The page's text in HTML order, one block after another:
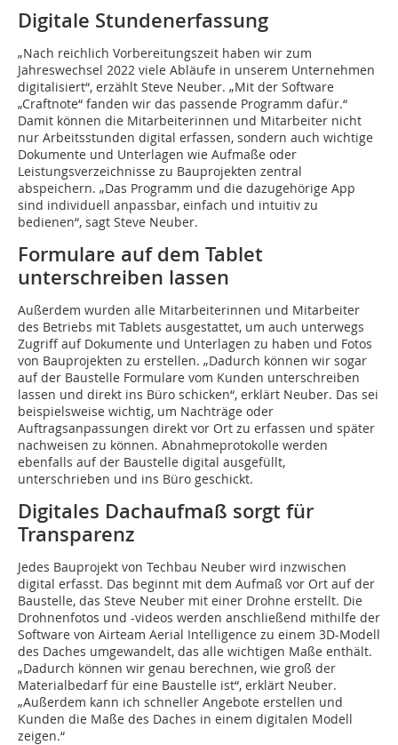
Digitale Stundenerfassung
„Nach reichlich Vorbereitungszeit haben wir zum
Jahreswechsel 2022 viele Abläufe in unserem Unternehmen
digitalisiert“, erzählt Steve Neuber. „Mit der Software
„Craftnote“ fanden wir das passende Programm dafür.“
Damit können die Mitarbeiterinnen und Mitarbeiter nicht
nur Arbeitsstunden digital erfassen, sondern auch wichtige
Dokumente und Unterlagen wie Aufmaße oder
Leistungsverzeichnisse zu Bauprojekten zentral
abspeichern. „Das Programm und die dazugehörige App
sind individuell anpassbar, einfach und intuitiv zu
bedienen“, sagt Steve Neuber.
Formulare auf dem Tablet
unterschreiben lassen
Außerdem wurden alle Mitarbeiterinnen und Mitarbeiter
des Betriebs mit Tablets ausgestattet, um auch unterwegs
Zugriff auf Dokumente und Unterlagen zu haben und Fotos
von Bauprojekten zu erstellen. „Dadurch können wir sogar
auf der Baustelle Formulare vom Kunden unterschreiben
lassen und direkt ins Büro schicken“, erklärt Neuber. Das sei
beispielsweise wichtig, um Nachträge oder
Auftragsanpassungen direkt vor Ort zu erfassen und später
nachweisen zu können. Abnahmeprotokolle werden
ebenfalls auf der Baustelle digital ausgefüllt,
unterschrieben und ins Büro geschickt.
Digitales Dachaufmaß sorgt für
Transparenz
Jedes Bauprojekt von Techbau Neuber wird inzwischen
digital erfasst. Das beginnt mit dem Aufmaß vor Ort auf der
Baustelle, das Steve Neuber mit einer Drohne erstellt. Die
Drohnenfotos und -videos werden anschließend mithilfe der
Software von Airteam Aerial Intelligence zu einem 3D-Modell
des Daches umgewandelt, das alle wichtigen Maße enthält.
„Dadurch können wir genau berechnen, wie groß der
Materialbedarf für eine Baustelle ist“, erklärt Neuber.
„Außerdem kann ich schneller Angebote erstellen und
Kunden die Maße des Daches in einem digitalen Modell
zeigen.“